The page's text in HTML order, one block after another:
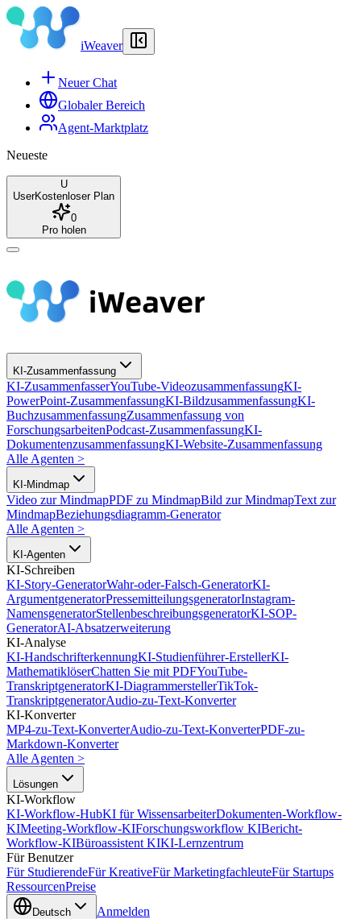
iWeaver
Neuer Chat
Globaler Bereich
Agent-Marktplatz
Neueste
U
UserKostenloser Plan
0
Pro holen
KI-Zusammenfassung
KI-ZusammenfasserYouTube-VideozusammenfassungKI-
PowerPoint-ZusammenfassungKI-BildzusammenfassungKI-
BuchzusammenfassungZusammenfassung von
ForschungsarbeitenPodcast-ZusammenfassungKI-
DokumentenzusammenfassungKI-Website-Zusammenfassung
Alle Agenten >
KI-Mindmap
Video zur MindmapPDF zu MindmapBild zur MindmapText zur
MindmapBeziehungsdiagramm-Generator
Alle Agenten >
KI-Agenten
KI-Schreiben
KI-Story-GeneratorWahr-oder-Falsch-GeneratorKI-
ArgumentgeneratorPressemitteilungsgeneratorInstagram-
NamensgeneratorStellenbeschreibungsgeneratorKI-SOP-
GeneratorAI-Absatzerweiterung
KI-Analyse
KI-HandschrifterkennungKI-Studienführer-ErstellerKI-
MathematiklöserChatten Sie mit PDFYouTube-
TranskriptgeneratorKI-DiagrammerstellerTikTok-
TranskriptgeneratorAudio-zu-Text-Konverter
KI-Konverter
MP4-zu-Text-KonverterAudio-zu-Text-KonverterPDF-zu-
Markdown-Konverter
Alle Agenten >
Lösungen
KI-Workflow
KI-Workflow-HubKI für WissensarbeiterDokumenten-Workflow-
KIMeeting-Workflow-KIForschungsworkflow KIBericht-
Workflow-KIBüroassistent KIKI-Lernzentrum
Für Benutzer
Für StudierendeFür KreativeFür MarketingfachleuteFür Startups
RessourcenPreise
Deutsch Anmelden